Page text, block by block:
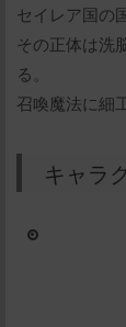
セイレア国の
その正体は洗
る。
召喚魔法に細
キャラ